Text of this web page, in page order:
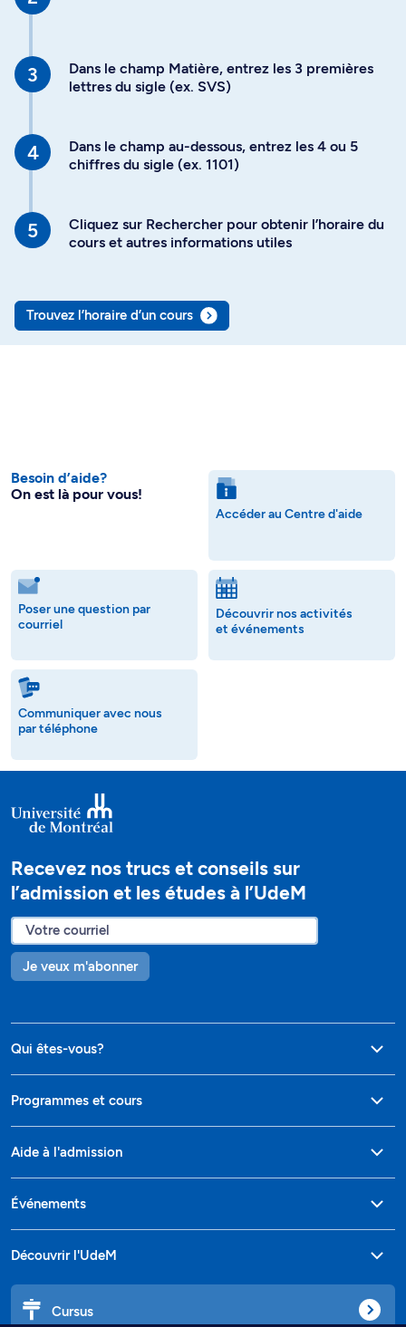
Dans le champ Matière, entrez les 3 premières
lettres du sigle (ex. SVS)
Dans le champ au-dessous, entrez les 4 ou 5
chiffres du sigle (ex. 1101)
Cliquez sur Rechercher pour obtenir l’horaire du
cours et autres informations utiles
Trouvez l’horaire d’un cours
Besoin d’aide?
On est là pour vous!
Accéder au Centre d'aide
Poser une question par
courriel
Découvrir nos activités
et événements
Communiquer avec nous
par téléphone
Recevez nos trucs et conseils sur
l’admission et les études à l’UdeM
Je veux m'abonner
Qui êtes-vous?
Programmes et cours
Aide à l'admission
Événements
Découvrir l'UdeM
Cursus